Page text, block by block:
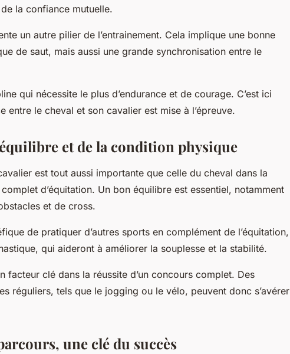
la confiance mutuelle.
un autre pilier de l’entrainement. Cela implique une bonne
de saut, mais aussi une grande synchronisation entre le
qui nécessite le plus d’endurance et de courage. C’est ici
entre le cheval et son cavalier est mise à l’épreuve.
et de la condition physique
est tout aussi importante que celle du cheval dans la
d’équitation. Un bon équilibre est essentiel, notamment
et de cross.
de pratiquer d’autres sports en complément de l’équitation,
qui aideront à améliorer la souplesse et la stabilité.
facteur clé dans la réussite d’un concours complet. Des
réguliers, tels que le jogging ou le vélo, peuvent donc s’avérer
une clé du succès